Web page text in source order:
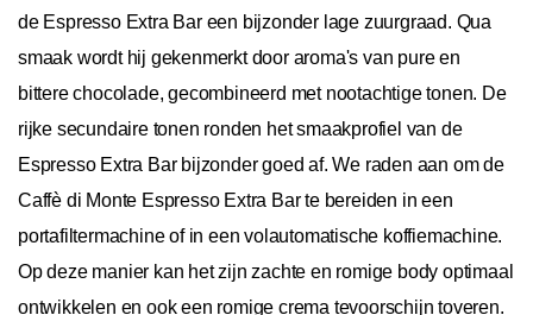
de Espresso Extra Bar een bijzonder lage zuurgraad. Qua
smaak wordt hij gekenmerkt door aroma's van pure en
bittere chocolade, gecombineerd met nootachtige tonen. De
rijke secundaire tonen ronden het smaakprofiel van de
Espresso Extra Bar bijzonder goed af. We raden aan om de
Caffè di Monte Espresso Extra Bar te bereiden in een
portafiltermachine of in een volautomatische koffiemachine.
Op deze manier kan het zijn zachte en romige body optimaal
ontwikkelen en ook een romige crema tevoorschijn toveren.